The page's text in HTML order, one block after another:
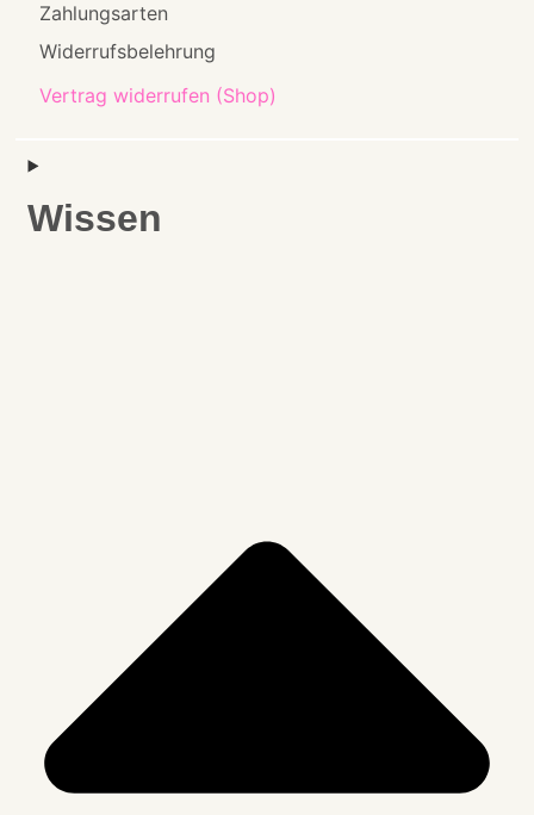
Vertrag widerrufen (Shop)
Zahlungsarten
Widerrufsbelehrung
Wissen